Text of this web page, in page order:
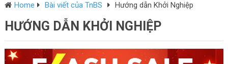
Home Bài viết của TnBS Hướng dẫn Khởi Nghiệp
HƯỚNG DẪN KHỞI NGHIỆP